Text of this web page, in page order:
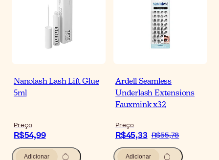
Nanolash Lash Lift Glue
5ml
Preço
R$54,99
Adicionar
Ardell Seamless
Underlash Extensions
Fauxmink x32
Preço
R$45,33 R$55,78
Adicionar